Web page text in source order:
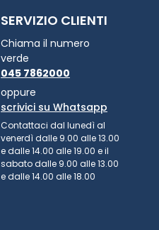
SERVIZIO CLIENTI
Chiama il numero
verde
045 7862000
oppure
scrivici su Whatsapp
Contattaci dal lunedì al
venerdì dalle 9.00 alle 13.00
e dalle 14.00 alle 19.00 e il
sabato dalle 9.00 alle 13.00
e dalle 14.00 alle 18.00